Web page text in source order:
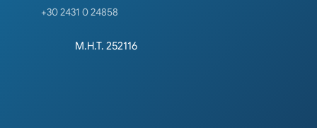
+30 2431 0 24858
Μ.Η.Τ. 252116